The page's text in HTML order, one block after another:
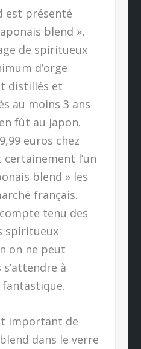
est présenté
blend »,
de spiritueux
d’orge
distillés et
au moins 3 ans
fût au Japon.
euros chez
l’un
blend » les
français.
tenu des
spiritueux
on ne peut
à
fantastique.
important de
dans le verre